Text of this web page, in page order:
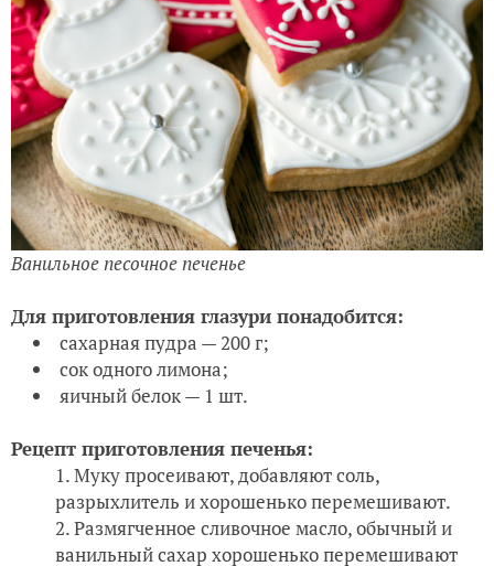
Ванильное песочное печенье
Для приготовления глазури понадобится:
сахарная пудра — 200 г;
сок одного лимона;
яичный белок — 1 шт.
Рецепт приготовления печенья:
Муку просеивают, добавляют соль,
разрыхлитель и хорошенько перемешивают.
Размягченное сливочное масло, обычный и
ванильный сахар хорошенько перемешивают